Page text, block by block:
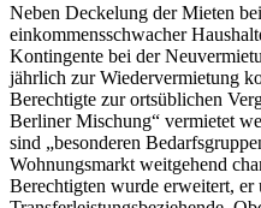
Neben Deckelung der Mieten
einkommensschwacher
Kontingente bei der
jährlich zur Wiedervermietung
Berechtigte zur ortsüblichen
Berliner Mischung“ vermietet
sind „besonderen
Wohnungsmarkt weitgehend
Berechtigten wurde erweitert, er